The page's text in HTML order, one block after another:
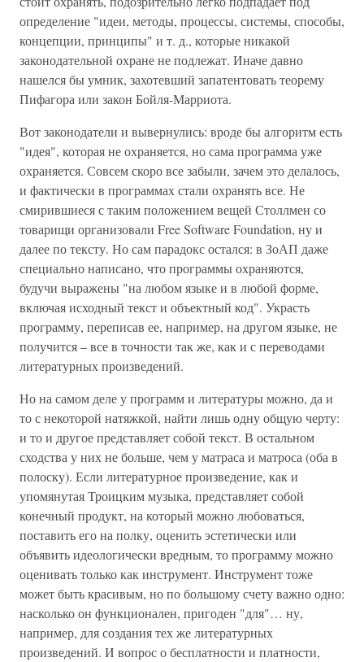
определение "идеи, методы, процессы, системы, способы,
концепции, принципы" и т. д., которые никакой
законодательной охране не подлежат. Иначе давно
нашелся бы умник, захотевший запатентовать теорему
Пифагора или закон Бойля-Марриота.
Вот законодатели и вывернулись: вроде бы алгоритм есть
"идея", которая не охраняется, но сама программа уже
охраняется. Совсем скоро все забыли, зачем это делалось,
и фактически в программах стали охранять все. Не
смирившиеся с таким положением вещей Столлмен со
товарищи организовали Free Software Foundation, ну и
далее по тексту. Но сам парадокс остался: в ЗоАП даже
специально написано, что программы охраняются,
будучи выражены "на любом языке и в любой форме,
включая исходный текст и объектный код". Украсть
программу, переписав ее, например, на другом языке, не
получится – все в точности так же, как и с переводами
литературных произведений.
Но на самом деле у программ и литературы можно, да и
то с некоторой натяжкой, найти лишь одну общую черту:
и то и другое представляет собой текст. В остальном
сходства у них не больше, чем у матраса и матроса (оба в
полоску). Если литературное произведение, как и
упомянутая Троицким музыка, представляет собой
конечный продукт, на который можно любоваться,
поставить его на полку, оценить эстетически или
объявить идеологически вредным, то программу можно
оценивать только как инструмент. Инструмент тоже
может быть красивым, но по большому счету важно одно:
насколько он функционален, пригоден "для"… ну,
например, для создания тех же литературных
произведений. И вопрос о бесплатности и платности,